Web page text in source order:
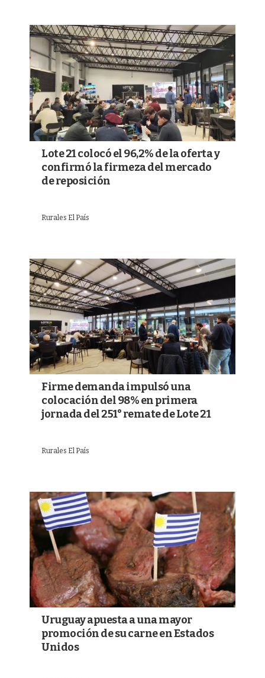
Lote 21 colocó el 96,2% de la oferta y
confirmó la firmeza del mercado
de reposición
Rurales El País
Firme demanda impulsó una
colocación del 98% en primera
jornada del 251° remate de Lote 21
Rurales El País
Uruguay apuesta a una mayor
promoción de su carne en Estados
Unidos